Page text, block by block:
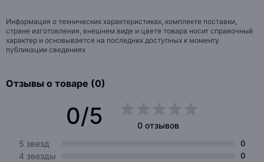
Информация о технических характеристиках, комплекте поставки,
стране изготовления, внешнем виде и цвете товара носит справочный
характер и основывается на последних доступных к моменту
публикации сведениях
Отзывы о товаре (0)
0/5
0 отзывов
5 звезд
0
4 звезды 0